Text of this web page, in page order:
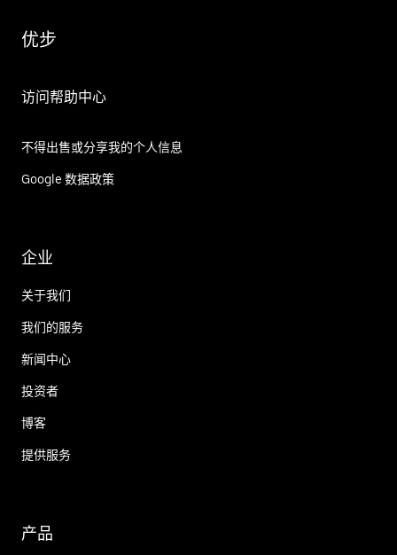
优步
访问帮助中心
不得出售或分享我的个人信息
Google 数据政策
企业
关于我们
我们的服务
新闻中心
投资者
博客
提供服务
产品